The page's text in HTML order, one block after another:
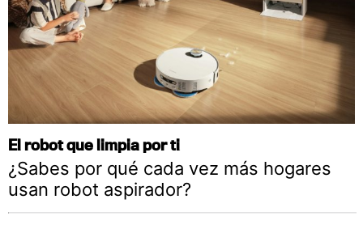
El robot que limpia por ti
¿Sabes por qué cada vez más hogares
usan robot aspirador?